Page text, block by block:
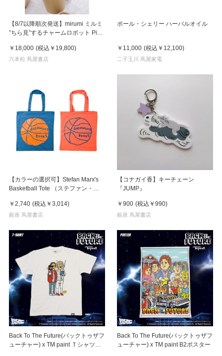
【8/7以降順次発送】mirumi ミルミ
”ちら見”するチャームロボット Pink
￥18,000 (税込 ￥19,800)
六本松 蔦屋書店
ポール・シェリー ハーバルオイル
￥11,000 (税込 ￥12,100)
二子玉川 蔦屋家電
【カラーの選択可】Stefan Marx's
Basketball Tote （ステファン・マ
￥2,740 (税込 ￥3,014)
銀座 蔦屋書店
【コナガイ香】キーチェーン
『JUMP』
￥900 (税込 ￥990)
銀座 蔦屋書店
Back To The Future(バックトゥザフ
ューチャー) x TM paint Ｔシャツ
Back To The Future(バックトゥザフ
ューチャー) x TM paint B2ポスター